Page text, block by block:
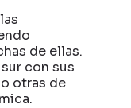
de ellas.
con sus
otras de